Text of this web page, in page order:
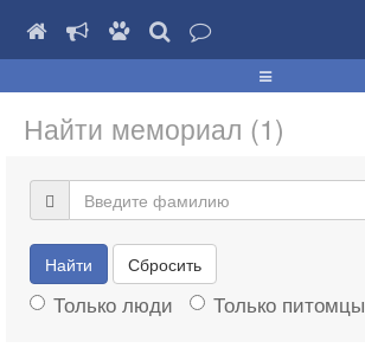
Найти мемориал (1)
Найти Сбросить
Только люди Только питомцы